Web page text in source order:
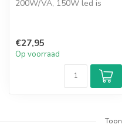
200W/VA, 150W led is
€27,95
Op voorraad
Toon